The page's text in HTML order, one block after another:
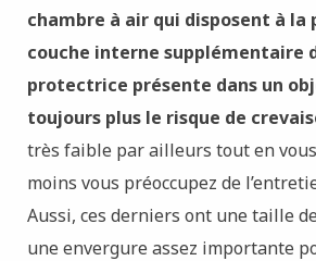
chambre à air qui disposent à la
couche interne supplémentaire
protectrice présente dans un
toujours plus le risque de
très faible par ailleurs tout en
moins vous préoccupez de
Aussi, ces derniers ont une taille
une envergure assez importante